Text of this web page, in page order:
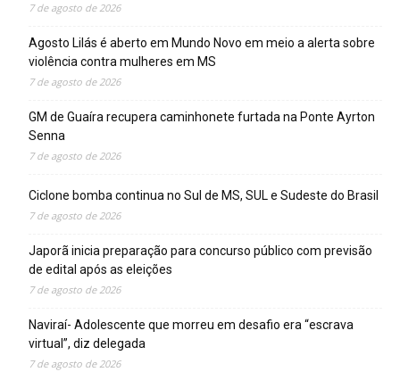
7 de agosto de 2026
Agosto Lilás é aberto em Mundo Novo em meio a alerta sobre
violência contra mulheres em MS
7 de agosto de 2026
GM de Guaíra recupera caminhonete furtada na Ponte Ayrton
Senna
7 de agosto de 2026
Ciclone bomba continua no Sul de MS, SUL e Sudeste do Brasil
7 de agosto de 2026
Japorã inicia preparação para concurso público com previsão
de edital após as eleições
7 de agosto de 2026
Naviraí- Adolescente que morreu em desafio era “escrava
virtual”, diz delegada
7 de agosto de 2026